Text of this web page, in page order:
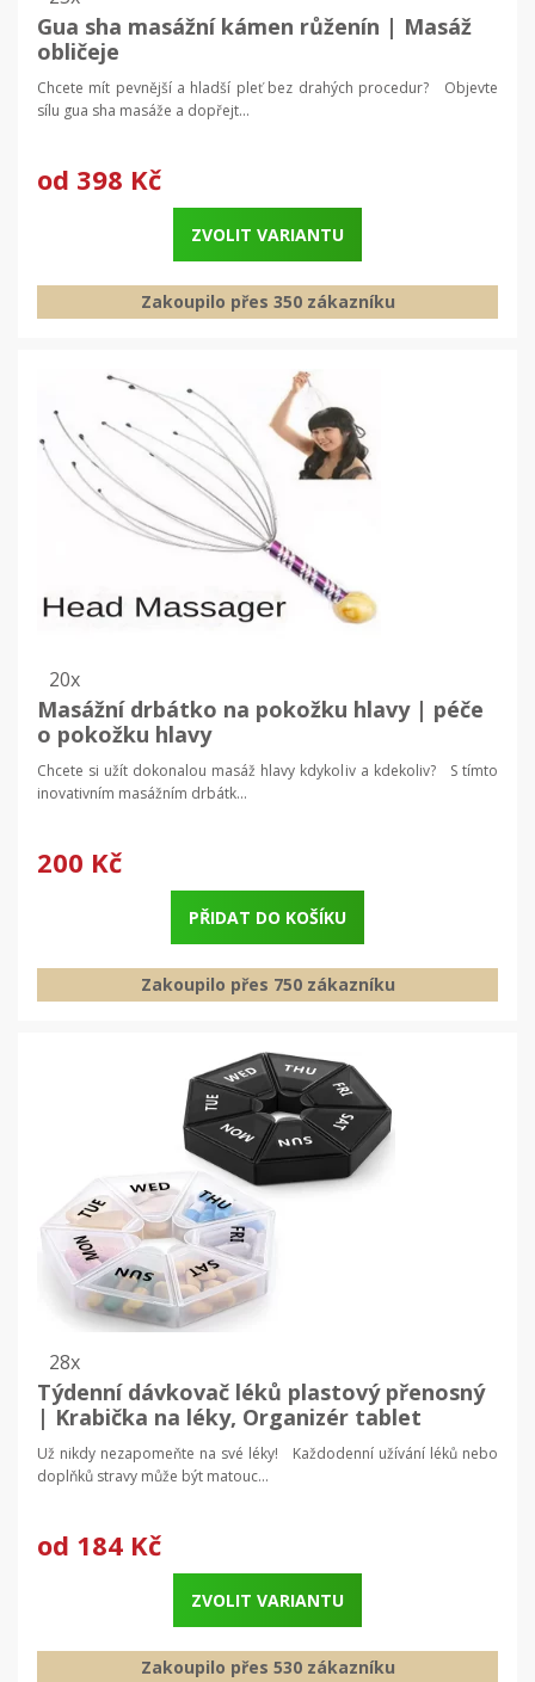
Gua sha masážní kámen růženín | Masáž
obličeje
Chcete mít pevnější a hladší pleť bez drahých procedur? Objevte
sílu gua sha masáže a dopřejt...
od 398 Kč
ZVOLIT VARIANTU
Zakoupilo přes 350 zákazníku
20x
Masážní drbátko na pokožku hlavy | péče
o pokožku hlavy
Chcete si užít dokonalou masáž hlavy kdykoliv a kdekoliv? S tímto
inovativním masážním drbátk...
200 Kč
PŘIDAT DO KOŠÍKU
Zakoupilo přes 750 zákazníku
28x
Týdenní dávkovač léků plastový přenosný
| Krabička na léky, Organizér tablet
Už nikdy nezapomeňte na své léky! Každodenní užívání léků nebo
doplňků stravy může být matouc...
od 184 Kč
ZVOLIT VARIANTU
Zakoupilo přes 530 zákazníku